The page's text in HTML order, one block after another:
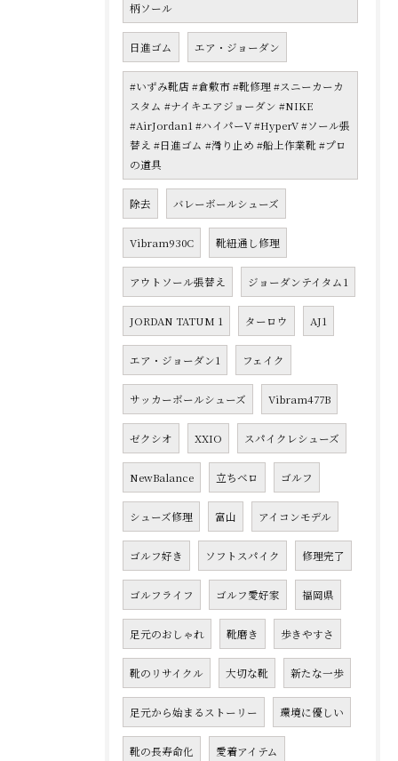
柄ソール
日進ゴム エア・ジョーダン
#いずみ靴店 #倉敷市 #靴修理 #スニーカーカ
スタム #ナイキエアジョーダン #NIKE
#AirJordan1 #ハイパーV #HyperV #ソール張
替え #日進ゴム #滑り止め #船上作業靴 #プロ
の道具
除去 バレーボールシューズ
Vibram930C 靴紐通し修理
アウトソール張替え ジョーダンテイタム1
JORDAN TATUM 1 ターロウ AJ1
エア・ジョーダン1 フェイク
サッカーボールシューズ Vibram477B
ゼクシオ XXIO スパイクレシューズ
NewBalance 立ちベロ ゴルフ
シューズ修理 富山 アイコンモデル
ゴルフ好き ソフトスパイク 修理完了
ゴルフライフ ゴルフ愛好家 福岡県
足元のおしゃれ 靴磨き 歩きやすさ
靴のリサイクル 大切な靴 新たな一歩
足元から始まるストーリー 環境に優しい
靴の長寿命化 愛着アイテム